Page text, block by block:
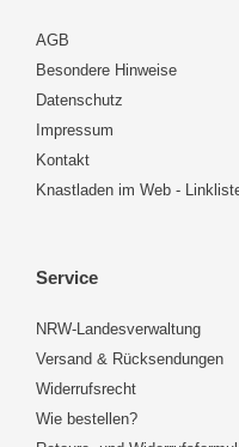
AGB
Besondere Hinweise
Datenschutz
Impressum
Kontakt
Knastladen im Web -
Service
NRW-Landesverwaltung
Versand & Rücksendungen
Widerrufsrecht
Wie bestellen?